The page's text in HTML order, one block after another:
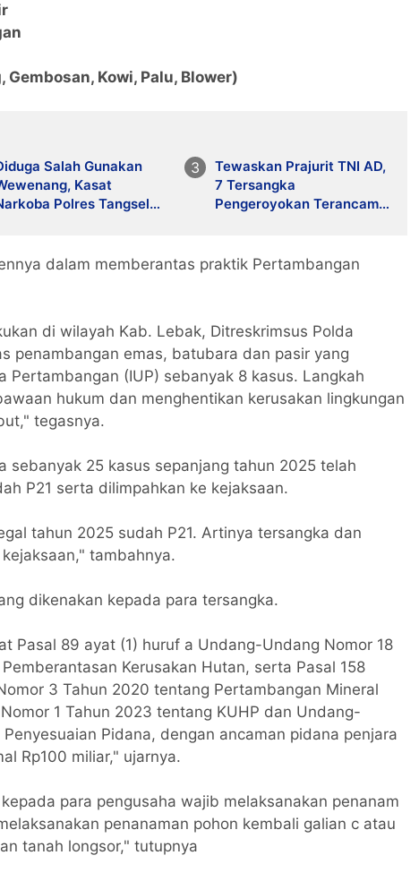
Kowi, Palu, Blower)
Salah Gunakan
Kasat
Polres Tangsel
Tewaskan Prajurit TNI AD,
7 Tersangka
Pengeroyokan Terancam
dalam memberantas praktik Pertambangan
di wilayah Kab. Lebak, Ditreskrimsus Polda
penambangan emas, batubara dan pasir yang
Pertambangan (IUP) sebanyak 8 kasus. Langkah
hukum dan menghentikan kerusakan lingkungan
tegasnya.
sebanyak 25 kasus sepanjang tahun 2025 telah
P21 serta dilimpahkan ke kejaksaan.
tahun 2025 sudah P21. Artinya tersangka dan
tambahnya.
dikenakan kepada para tersangka.
Pasal 89 ayat (1) huruf a Undang-Undang Nomor 18
Kerusakan Hutan, serta Pasal 158
3 Tahun 2020 tentang Pertambangan Mineral
1 Tahun 2023 tentang KUHP dan Undang-
Pidana, dengan ancaman pidana penjara
Rp100 miliar," ujarnya.
para pengusaha wajib melaksanakan penanam
penanaman pohon kembali galian c atau
tanah longsor," tutupnya